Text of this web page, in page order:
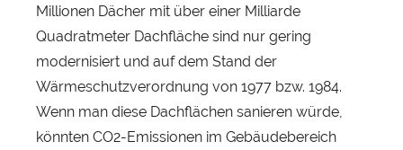
Millionen Dächer mit über einer Milliarde
Quadratmeter Dachfläche sind nur gering
modernisiert und auf dem Stand der
Wärmeschutzverordnung von 1977 bzw. 1984.
Wenn man diese Dachflächen sanieren würde,
könnten CO2-Emissionen im Gebäudebereich